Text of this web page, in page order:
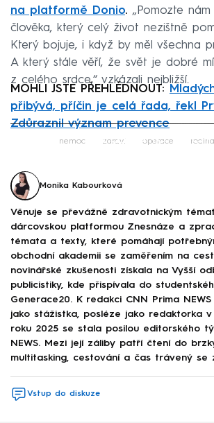
na platformě Donio. „Pomozte
člověka, který celý život nezištně
Který bojuje, i když by měl všechna
A který stále věří, že svět je dobré
z celého srdce,“ vzkázali nejbližší.
MOHLI JSTE PŘEHLÉDNOUT:
přibývá, příčin je celá řada, řekl
Zdůraznil význam prevence
Failed to fetch
nemoc zdraví operace rodina
Monika Kabourková
Věnuje se převážně zdravotnickým
dárcovskou platformou Znesnáze a
témata a texty, které pomáhají
obchodní akademii se zaměřením na
novinářské zkušenosti získala na Vyšší
publicistiky, kde přispívala do
Generace20. K redakci CNN Prima
jako stážistka, posléze jako redaktorka
roku 2025 se stala posilou editorského
NEWS. Mezi její záliby patří čtení do
multitasking, cestování a čas trávený
Vstup do diskuze